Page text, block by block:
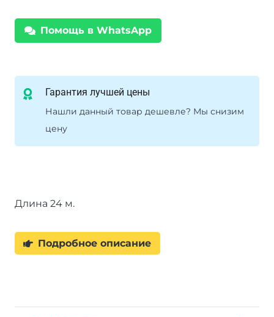
х
25м
Помощь в WhatsApp
Гарантия лучшей цены
Нашли данный товар дешевле? Мы снизим
цену
Длина 24 м.
Подробное описание